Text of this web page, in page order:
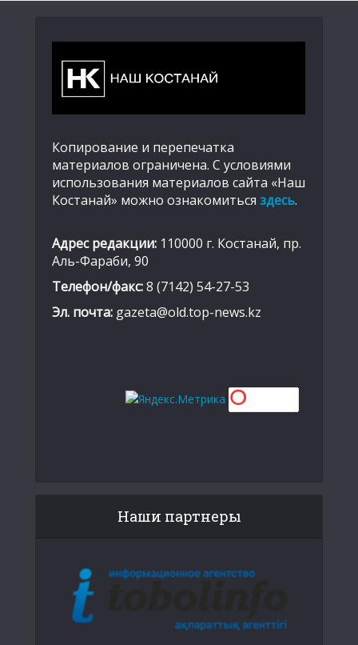
Копирование и перепечатка
материалов ограничена. С условиями
использования материалов сайта «Наш
Костанай» можно ознакомиться здесь.
Адрес редакции: 110000 г. Костанай, пр.
Аль-Фараби, 90
Телефон/факс:8 (7142) 54-27-53
Эл. почта: gazeta@old.top-news.kz
Наши партнеры